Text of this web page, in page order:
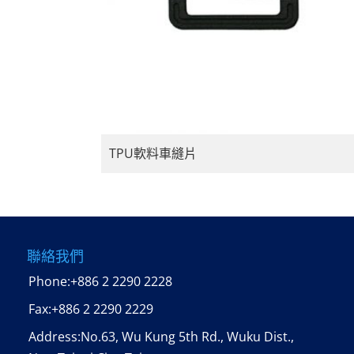
TPU軟料車縫片
聯絡我們
Phone:+886 2 2290 2228
Fax:+886 2 2290 2229
Address:No.63, Wu Kung 5th Rd., Wuku Dist.,